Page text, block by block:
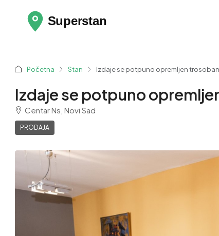
Početna Stan Izdaje se potpuno opremljen
Izdaje se potpuno
Centar Ns, Novi Sad
PRODAJA